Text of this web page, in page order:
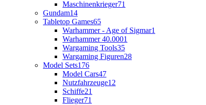
Maschinenkrieger71
Gundam14
Tabletop Games65
Warhammer - Age of Sigmar1
Warhammer 40.0001
Wargaming Tools35
Wargaming Figuren28
Model Sets176
Model Cars47
Nutzfahrzeuge12
Schiffe21
Flieger71